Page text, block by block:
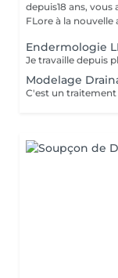
depuis18 ans,
FLore à la nouvelle
Endermologie
Modelage